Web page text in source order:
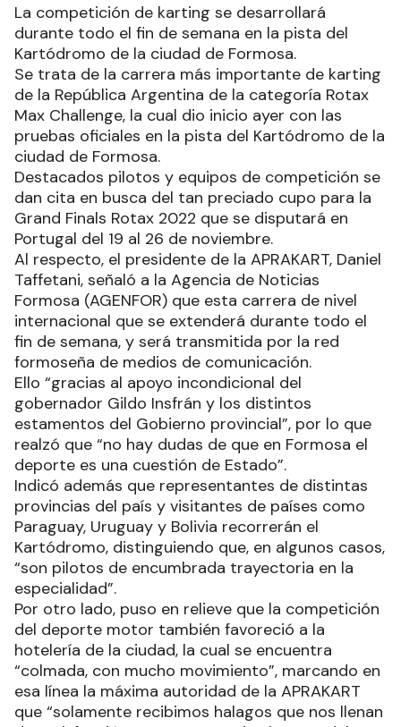
La competición de karting se desarrollará
durante todo el fin de semana en la pista del
Kartódromo de la ciudad de Formosa.
Se trata de la carrera más importante de karting
de la República Argentina de la categoría Rotax
Max Challenge, la cual dio inicio ayer con las
pruebas oficiales en la pista del Kartódromo de la
ciudad de Formosa.
Destacados pilotos y equipos de competición se
dan cita en busca del tan preciado cupo para la
Grand Finals Rotax 2022 que se disputará en
Portugal del 19 al 26 de noviembre.
Al respecto, el presidente de la APRAKART, Daniel
Taffetani, señaló a la Agencia de Noticias
Formosa (AGENFOR) que esta carrera de nivel
internacional que se extenderá durante todo el
fin de semana, y será transmitida por la red
formoseña de medios de comunicación.
Ello “gracias al apoyo incondicional del
gobernador Gildo Insfrán y los distintos
estamentos del Gobierno provincial”, por lo que
realzó que “no hay dudas de que en Formosa el
deporte es una cuestión de Estado”.
Indicó además que representantes de distintas
provincias del país y visitantes de países como
Paraguay, Uruguay y Bolivia recorrerán el
Kartódromo, distinguiendo que, en algunos casos,
“son pilotos de encumbrada trayectoria en la
especialidad”.
Por otro lado, puso en relieve que la competición
del deporte motor también favoreció a la
hotelería de la ciudad, la cual se encuentra
“colmada, con mucho movimiento”, marcando en
esa línea la máxima autoridad de la APRAKART
que “solamente recibimos halagos que nos llenan